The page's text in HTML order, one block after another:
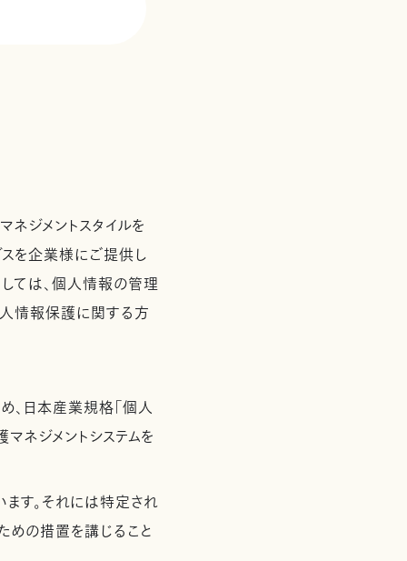
ネジメントスタイルを
スを企業様にご提供し
ては、個人情報の管理
人情報保護に関する方
、日本産業規格「個人
ネジメントシステムを
す。それには特定され
の措置を講じること